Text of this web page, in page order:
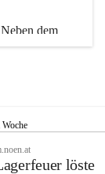
dem
Unterberg
oder
sowie löste